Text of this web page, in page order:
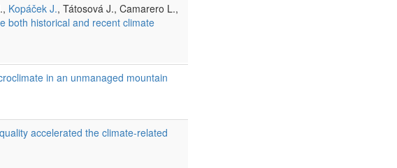
Kopáček J., Tátosová J., Camarero L.,
both historical and recent climate
in an unmanaged mountain
accelerated the climate-related